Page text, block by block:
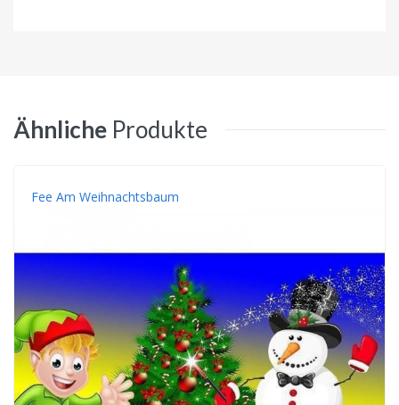
Ähnliche Produkte
Fee Am Weihnachtsbaum